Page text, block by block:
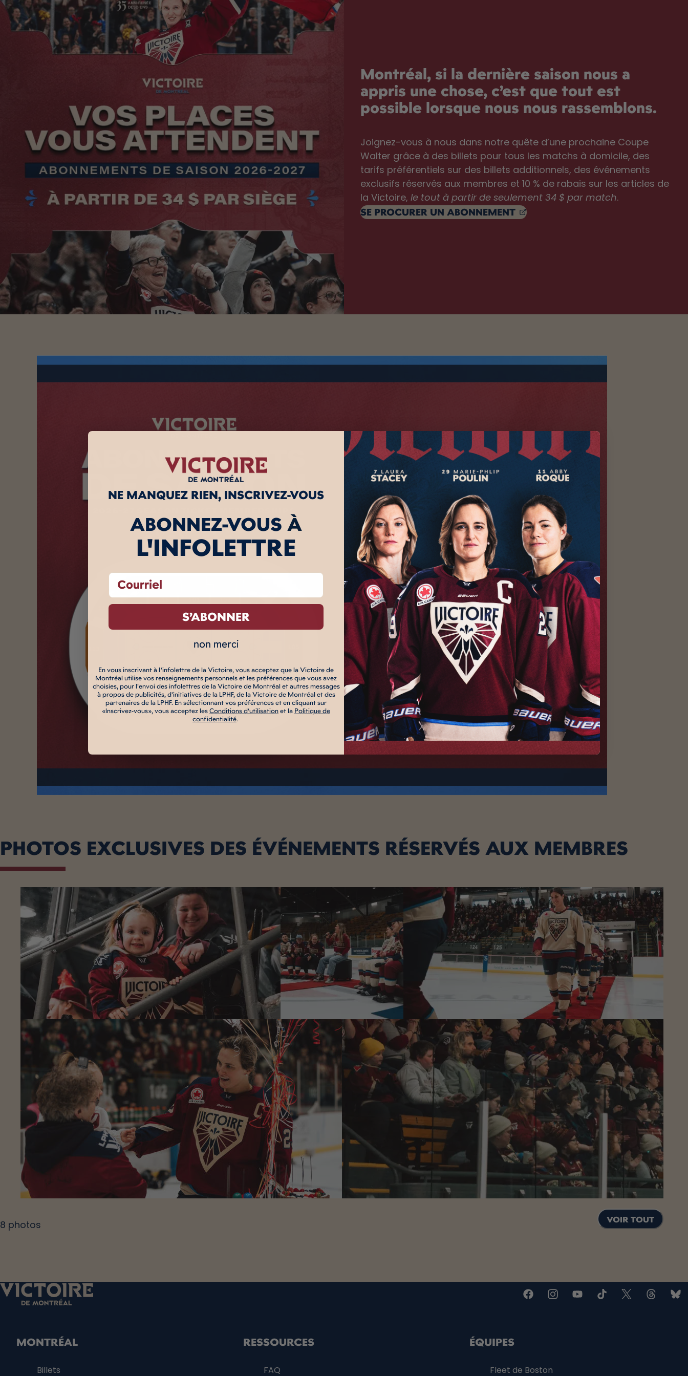
Montréal, si la dernière saison nous a
appris une chose, c’est que tout est
possible lorsque nous nous rassemblons.
Joignez-vous à nous dans notre quête d’une prochaine Coupe
Walter grâce à des billets pour tous les matchs à domicile, des
tarifs préférentiels sur des billets additionnels, des événements
exclusifs réservés aux membres et 10 % de rabais sur les articles de
la Victoire, le tout à partir de seulement 34 $ par match.
SE PROCURER UN ABONNEMENT , OPENS IN A NEW TAB
PHOTOS EXCLUSIVES DES ÉVÉNEMENTS RÉSERVÉS AUX MEMBRES
8 photos VOIR TOUT
MONTRÉAL
Billets
RESSOURCES
FAQ
ÉQUIPES
Fleet de Boston
NE MANQUEZ RIEN, INSCRIVEZ-VOUS
ABONNEZ-VOUS À
L'INFOLETTRE
email
S’ABONNER
non merci
En vous inscrivant à l’infolettre de la Victoire, vous acceptez que la Victoire de
Montréal utilise vos renseignements personnels et les préférences que vous avez
choisies, pour l'envoi des infolettres de la Victoire de Montréal et autres messages
à propos de publicités, d’initiatives de la LPHF, de la Victoire de Montréal et des
partenaires de la LPHF. En sélectionnant vos préférences et en cliquant sur
«Inscrivez-vous», vous acceptez les Conditions d’utilisation et la Politique de
confidentialité.